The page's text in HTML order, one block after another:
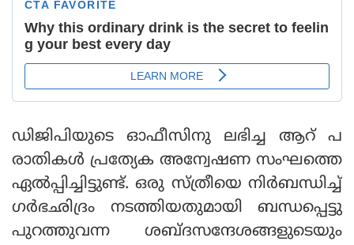
ഡിജിപിയുടെ ഓഫീസിനു ലഭിച്ച ആറ് പ
രാതികള്‍ പ്രത്യേക അന്വേഷണ സംഘത്തെ
ഏല്‍പ്പിച്ചിട്ടുണ്ട്. ഒരു സ്ത്രീയെ നിര്‍ബന്ധിച്ച്
ഗര്‍ഭഛിദ്രം നടത്തിയതുമായി ബന്ധപ്പെട്ടു
പുറത്തുവന്ന ശബ്ദസന്ദേശങ്ങളുടെയും